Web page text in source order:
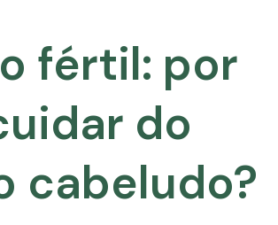
fértil: por
do
cabeludo?